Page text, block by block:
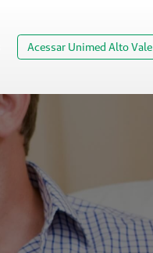
Acessar Unimed Alto Vale